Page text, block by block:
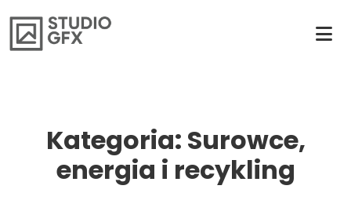
Kategoria: Surowce,
energia i recykling